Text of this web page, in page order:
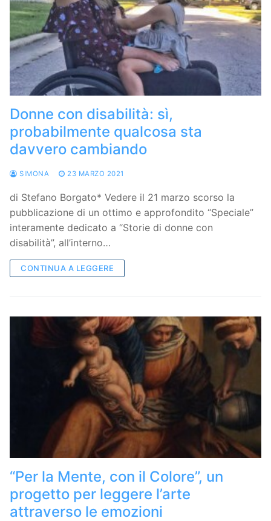
Donne con disabilità: sì,
probabilmente qualcosa sta
davvero cambiando
SIMONA 23 MARZO 2021
di Stefano Borgato* Vedere il 21 marzo scorso la
pubblicazione di un ottimo e approfondito “Speciale”
interamente dedicato a “Storie di donne con
disabilità”, all’interno…
CONTINUA A LEGGERE
“Per la Mente, con il Colore”, un
progetto per leggere l’arte
attraverso le emozioni